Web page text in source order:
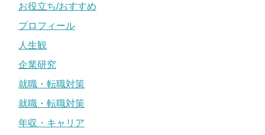
お役立ち/おすすめ
プロフィール
人生観
企業研究
就職・転職対策
就職・転職対策
年収・キャリア